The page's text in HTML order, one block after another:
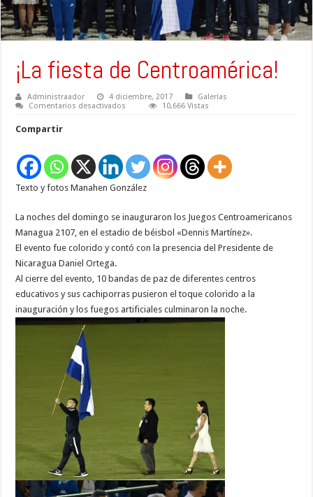
¡La fiesta de Centroamérica!
Administraador 4 diciembre, 2017
Galerías
Comentarios desactivados
10,666 Vistas
Compartir
Texto y fotos Manahen González
La noches del domingo se inauguraron los Juegos Centroamericanos
Managua 2107, en el estadio de béisbol «Dennis Martínez».
El evento fue colorido y contó con la presencia del Presidente de
Nicaragua Daniel Ortega.
Al cierre del evento, 10 bandas de paz de diferentes centros
educativos y sus cachiporras pusieron el toque colorido a la
inauguración y los fuegos artificiales culminaron la noche.